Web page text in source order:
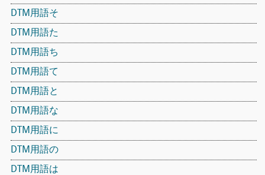
DTM用語そ
DTM用語た
DTM用語ち
DTM用語て
DTM用語と
DTM用語な
DTM用語に
DTM用語の
DTM用語は